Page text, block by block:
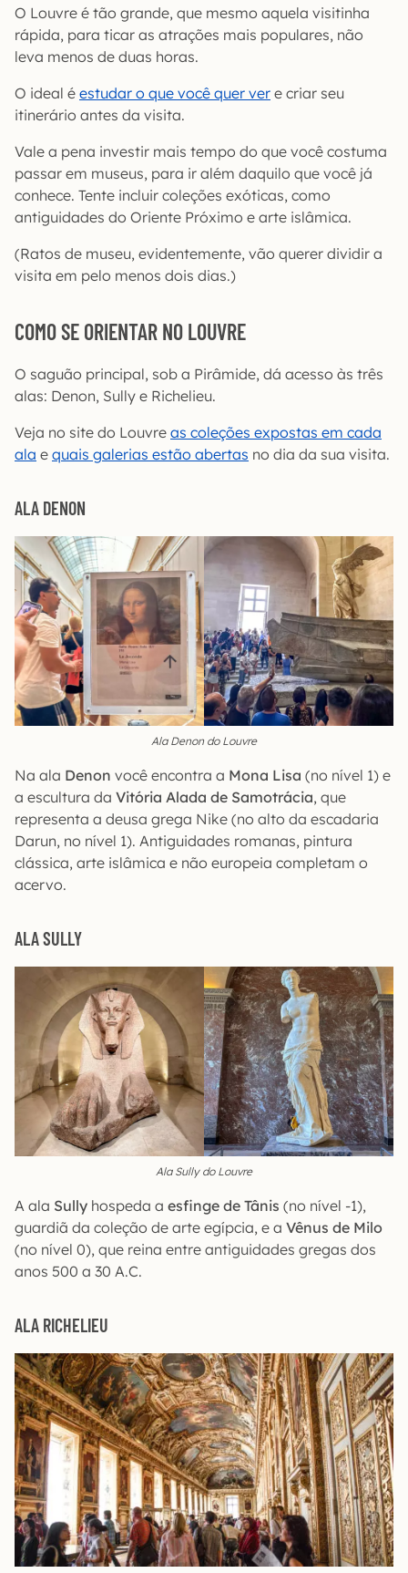
O Louvre é tão grande, que mesmo aquela visitinha
rápida, para ticar as atrações mais populares, não
leva menos de duas horas.
O ideal é estudar o que você quer ver e criar seu
itinerário antes da visita.
Vale a pena investir mais tempo do que você costuma
passar em museus, para ir além daquilo que você já
conhece. Tente incluir coleções exóticas, como
antiguidades do Oriente Próximo e arte islâmica.
(Ratos de museu, evidentemente, vão querer dividir a
visita em pelo menos dois dias.)
COMO SE ORIENTAR NO LOUVRE
O saguão principal, sob a Pirâmide, dá acesso às três
alas: Denon, Sully e Richelieu.
Veja no site do Louvre as coleções expostas em cada
ala e quais galerias estão abertas no dia da sua visita.
ALA DENON
Ala Denon do Louvre
Na ala Denon você encontra a Mona Lisa (no nível 1) e
a escultura da Vitória Alada de Samotrácia, que
representa a deusa grega Nike (no alto da escadaria
Darun, no nível 1). Antiguidades romanas, pintura
clássica, arte islâmica e não europeia completam o
acervo.
ALA SULLY
Ala Sully do Louvre
A ala Sully hospeda a esfinge de Tânis (no nível -1),
guardiã da coleção de arte egípcia, e a Vênus de Milo
(no nível 0), que reina entre antiguidades gregas dos
anos 500 a 30 A.C.
ALA RICHELIEU